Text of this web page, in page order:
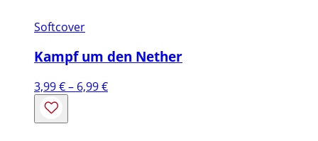
Softcover
Kampf um den Nether
3,99€– 6,99€Preisspanne: